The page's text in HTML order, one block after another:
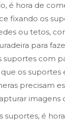
é hora de
fixando os
ou tetos,
para
suportes com
os suportes
precisam
imagens
suportes, é